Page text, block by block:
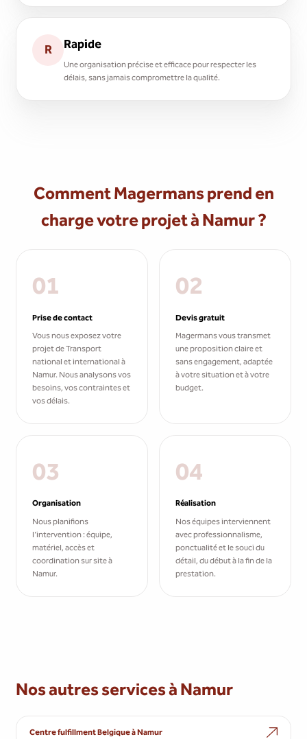
R Rapide
Une organisation précise et efficace pour respecter les
délais, sans jamais compromettre la qualité.
Comment Magermans prend en
charge votre projet à Namur ?
01
Prise de contact
Vous nous exposez votre
projet de Transport
national et international à
Namur. Nous analysons vos
besoins, vos contraintes et
vos délais.
02
Devis gratuit
Magermans vous transmet
une proposition claire et
sans engagement, adaptée
à votre situation et à votre
budget.
03
Organisation
Nous planifions
l'intervention : équipe,
matériel, accès et
coordination sur site à
Namur.
04
Réalisation
Nos équipes interviennent
avec professionnalisme,
ponctualité et le souci du
détail, du début à la fin de la
prestation.
Nos autres services à Namur
Centre fulfillment Belgique à Namur